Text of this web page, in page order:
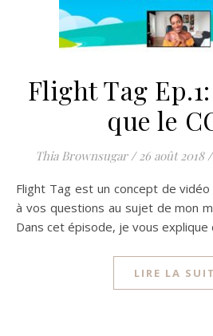
Flight Tag
que le
Thia Brownsugar / 26 août 2018 /
Flight Tag est un concept de vidéo dans lequel je réponds
à vos questions au sujet de mon
Dans cet épisode, je vous explique
LIRE LA